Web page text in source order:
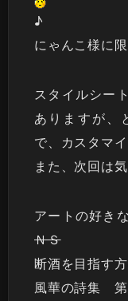
♪
にゃんこ様に
スタイルシー
ありますが、
で、カスタマ
また、次回は
アートの好き
ＮＳ
断酒を目指す
風華の詩集 第